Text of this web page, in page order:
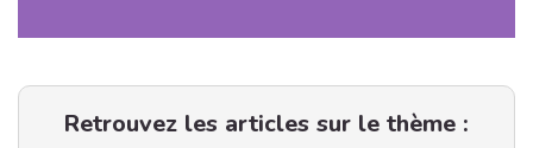
Retrouvez les articles sur le thème :